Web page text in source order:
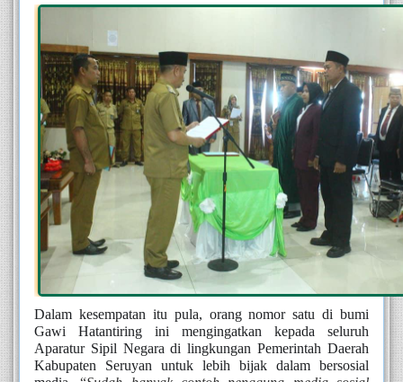
Dalam kesempatan itu pula, orang nomor satu di bumi
Gawi Hatantiring ini mengingatkan kepada seluruh
Aparatur Sipil Negara di lingkungan Pemerintah Daerah
Kabupaten Seruyan untuk lebih bijak dalam bersosial